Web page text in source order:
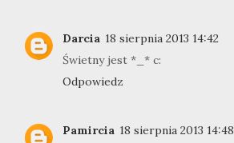
Darcia 18 sierpnia 2013 14:42
Świetny jest *_* c:
Odpowiedz
Pamircia 18 sierpnia 2013 14:48